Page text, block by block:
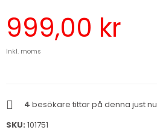
999,00 kr
Inkl. moms
4 besökare tittar på denna just nu
SKU: 101751